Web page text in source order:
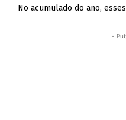
No acumulado do ano,
-